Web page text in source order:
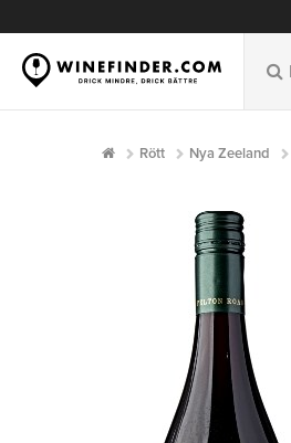
Rött Nya Zeeland